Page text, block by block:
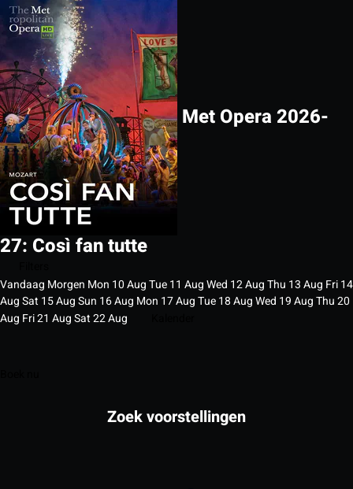
Met Opera 2026-
27: Così fan tutte
Vandaag Morgen Mon 10AugTue11 AugWed 12AugThu 13Aug Fri14
AugSat 15AugSun 16Aug Mon 17AugTue18AugWed 19AugThu20
Aug Fri21 AugSat22Aug
Zoek voorstellingen